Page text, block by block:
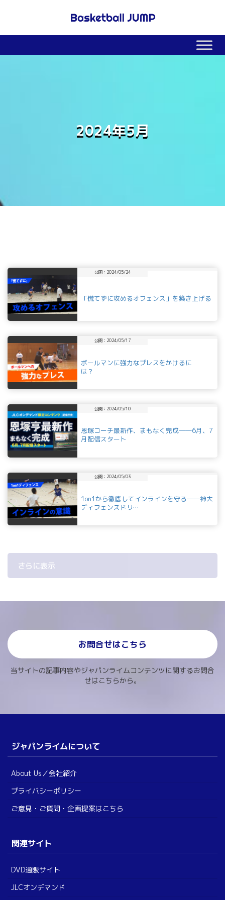
2024年5月
公開：2024/05/24
「慌てずに攻めるオフェンス」を築き上げる
公開：2024/05/17
ボールマンに強力なプレスをかけるに
は？
公開：2024/05/10
恩塚コーチ最新作、まもなく完成──6月、7
月配信スタート
公開：2024/05/03
1on1から徹底してインラインを守る──神大
ディフェンスドリ…
さらに表示
お問合せはこちら
当サイトの記事内容やジャパンライムコンテンツに関するお問合
せはこちらから。
ジャパンライムについて
About Us／会社紹介
プライバシーポリシー
ご意見・ご質問・企画提案はこちら
関連サイト
DVD通販サイト
JLCオンデマンド